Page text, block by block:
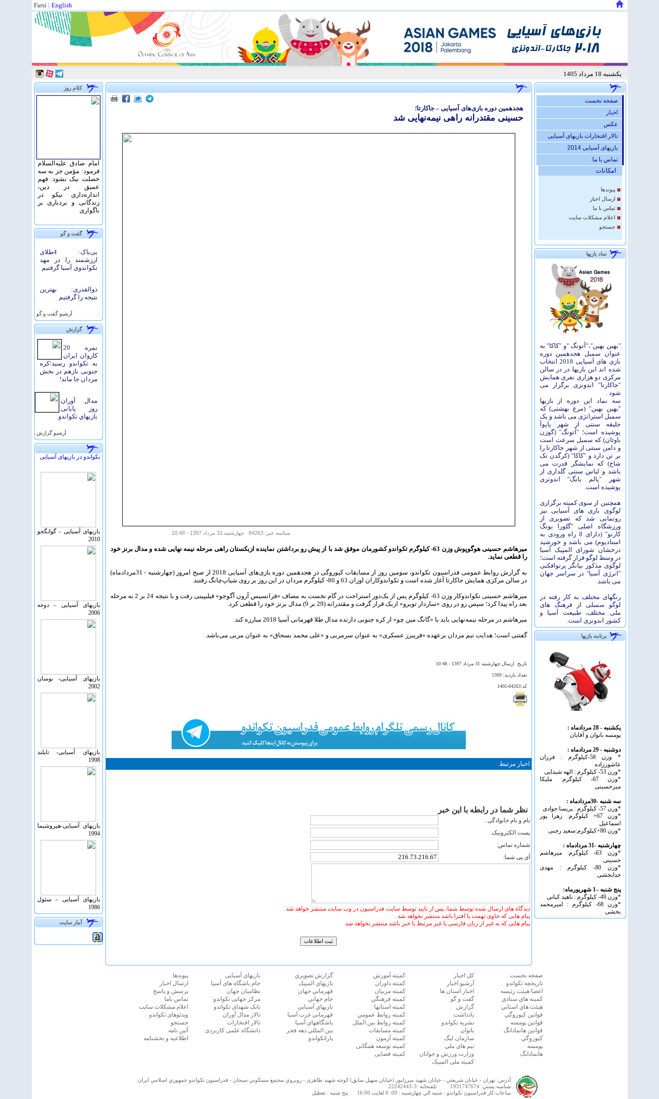
Farsi | English
يكشنبه 18 مرداد 1405
کلام روز
امام صادق علیه‌السلام
فرمود: مؤمن جز به سه
خصلت نیک نشود: فهم
عمیق در دین،
اندازه‌دارى نیکو در
زندگانى و بردبارى بر
ناگوارى
گفت و گو
بی‌باک: 4طلای
ارزشمند را در مهد
تکواندوی آسیا گرفتیم
ذوالقدری: بهترین
نتیجه را گرفتیم
آرشيو گفت و گو
گزارش
نمره 20
کاروان ایران
به تکواندو رسید/کره
جنوبی بازهم در بخش
مردان جا ماند!
مدال آوران
روز پایانی
بازيهاي تكواندو
آرشيو گزارش
تکواندو در بازیهای آسیایی
بازیهای آسیایی – گوانگجو
2010
بازیهای آسیایی – دوحه
2006
بازیهای آسیایی- بوسان
2002
بازیهای آسیایی- تايلند
1998
بازیهای آسیایی-هیروشیما
1994
بازیهای آسیایی – سئول
1986
آمار سايت
هجدهمین دوره بازی‌های آسیایی – جاکارتا؛
حسینی مقتدرانه راهی نیمه‌نهایی شد
شناسه خبر: 84263 چهارشنبه 31 مرداد 1397 - 10:48
میرهاشم حسینی هوگوپوش وزن 63- کیلوگرم تکواندو کشورمان موفق شد با از پیش رو برداشتن نماینده ازبکستان راهی مرحله نیمه نهایی شده و مدال برنز خود
را قطعی نماید.
به گزارش روابط عمومی فدراسیون تکواندو، سومین روز از مسابقات کیوروگی در هجدهمین دوره بازی‌های آسیایی 2018 از صبح امروز (چهارشنبه - 31مردادماه)
در سالن مرکزی همایش جاکارتا آغاز شده است و تکواندوکاران اوزان 63 و 80- کیلوگرم مردان در این روز بر روی شیاپ‌چانگ رفتند.
میرهاشم حسینی تکواندوکار وزن 63- کیلوگرم پس از یک‌دور استراحت در گام نخست به مصاف «فرانسیس آرون آگوجو» فیلیپینی رفت و با نتیجه 24 بر 2 به مرحله
بعد راه پیدا کرد؛ سپس رو در روی «ساردار تویرو» ازبک قرار گرفت و مقتدرانه (29 بر 9) مدال برنز خود را قطعی کرد.
میرهاشم در مرحله نیمه‌نهایی باید با «گانگ مین چو» از کره جنوبی دارنده مدال طلا قهرمانی آسیا 2018 مبارزه کند.
گفتنی است؛ هدایت تیم مردان برعهده «فریبرز عسکری» به عنوان سرمربی و «علی محمد بسحاق» به عنوان مربی می‌باشد.
تاريخ ارسال:چهارشنبه 31 مرداد 1397 - 10:48
تعداد بازديد: 1369
کد:84263-1405
اخبار مرتبط:
نظر شما در رابطه با اين خبر
نام و نام خانوادگی :
پست الکترونيک:
شماره تماس:
آی پی شما:
دیدگاه های ارسال شده توسط شما، پس از تایید توسط سایت فدراسیون در وب سایت منتشر خواهد شد.
پیام هایی که حاوی تهمت یا افترا باشد منتشر نخواهد شد.
پیام هایی که به غیر از زبان فارسی یا غیر مرتبط با خبر باشد منتشر نخواهد شد.
صفحه نخست
اخبار
عكس
تالار افتخارات بازیهای آسیایی
بازیهای آسیایی 2014
تماس با ما
امكانات
پيوندها
ارسال اخبار
تماس با ما
اعلام مشكلات سايت
جستجو
نماد بازیها
"بهین بهین"،"آتونگ "و "کاکا" به
عنوان سمبل هجدهمین دوره
بازی های آسیایی 2018 انتخاب
شده اند این بازیها در در سالن
مرکزی دو هزاری نفری همایش
"جاکارتا" اندونزی برگزار می
شود .
سه نماد این دوره از بازیها
"بهین بهین" (مرغ بهشتی) که
سمبل استراتژی می باشد و یک
جلیقه سنتی از شهر پاپوآ
پوشیده است؛ "آتونگ" (گوزن
باوئان) که سمبل سرعت است
و دامن سنتی از شهر جاکارتا را
بر تن دارد و "کاکا" (کرگدن تک
شاخ) که نمایشگر قدرت می
باشد و لباس سنتی گلداری از
شهر "پالم بانگ" اندونزی
پوشیده است.
همچنین از سوی کمیته برگزاری
لوگوی بازی های آسیایی نیز
رونمایی شد که تصویری از
ورزشگاه اصلی "گلورا بونگ
کارنو" (دارای 8 راه ورودی به
استادیوم) می باشد و خورشید
درخشان شورای المپیک آسیا
در وسط لوگو قرار گرفته است؛
لوگوی مذکور بیانگر پرتوافکنی
"انرژی آسیا" در سراسر جهان
می باشد.
رنگهای مختلف به کار رفته در
لوگو سمبلی از فرهنگ های
ملی مختلف، طبیعت آسیا و
کشور اندونزی است.
برنامه بازیها
یکشنبه - 28 مردادماه :
پومسه بانوان و آقایان
دوشنبه - 29 مردادماه :
* وزن 58-کیلوگرم : فرزان
عاشورزاده
*وزن 53- کیلوگرم : الهه شیدایی
*وزن 67- کیلوگرم: ملیکا
میرحسینی
سه شنبه -30مردادماه :
*وزن 57- کیلوگرم : پریسا جوادی
*وزن 67+ کیلوگرم: زهرا پور
اسماعیل
*وزن 80+کیلوگرم:سعید رجبی
چهارشنبه -31 مردادماه :
*وزن 63- کیلوگرم: میرهاشم
حسینی
*وزن 80- کیلوگرم : مهدی
خدابخشی
پنج شنبه –1 شهریورماه:
*وزن 49- کیلوگرم : ناهید کیانی
*وزن 68- کیلوگرم : امیرمحمد
بخشی
صفحه نخست
تاريخچه تكواندو
اعضا هيئت رئيسه
كميته هاي ستادي
هيئت هاي استاني
قوانين كيوروگي
قوانين پومسه
قوانين هانمادانگ
كيوروگي
پومسه
هانمادانگ
كل اخبار
آرشیو اخبار
اخبار استان ها
گفت و گو
گزارش
یادداشت
نشريه تكواندو
بانوان
سازمان ليگ
تیم های ملی
وزارت ورزش و جوانان
کمیته ملی المپیک
كميته آموزش
كميته داوران
كميته مربيان
كميته فرهنگي
كميته استانها
كميته روابط عمومي
كميته روابط بين الملل
كميته مسابقات
كميته آزمون
كميته توسعه همگانی
كميته قضایی
گزارش تصويري
بازيهاي المپيك
قهرماني جهان
جام جهاني
بازيهاي آسيايي
قهرماني غرب آسيا
باشگاههاي آسيا
بين المللي دهه فجر
پاراتکواندو
بازیهای آسیایی
جام باشگاه های آسیا
نظامیان جهان
مرکز جهانی تکواندو
بانک شهدای تکواندو
تالار مدال آوران
تالار افتخارات
دانشگاه علمی کاربردی
پيوندها
ارسال اخبار
پرسش و پاسخ
تماس باما
اعلام مشكلات سايت
ویدئوهای تکواندو
جستجو
آئين نامه
اطلاعیه و بخشنامه
آدرس: تهران - خيابان شريعتي - خيابان شهيد ميرزاپور (خيابان سهيل سابق) كوچه شهید طاهری - روبروي مجتمع مسكوني سبحان - فدراسيون تكواندو جمهوري اسلامي ايران
شناسه پستي: 1931747674
تلفنخانه :3-22242441
ساعات كار فدراسيون تكواندو : شنبه الي چهارشنبه : 00: 8 لغايت 16:00
پنج شنبه : تعطیل